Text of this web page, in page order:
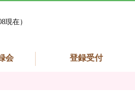
現在）
会 登録受付